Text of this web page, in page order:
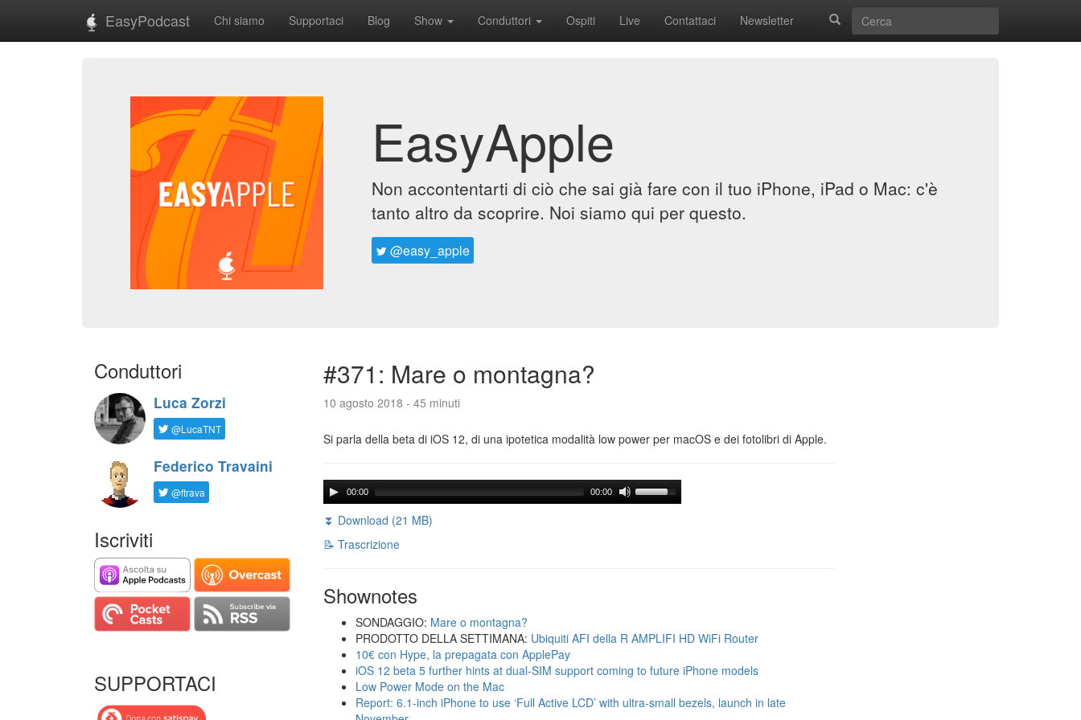
EasyPodcast Chi siamo Supportaci Blog Show Conduttori Ospiti Live Contattaci Newsletter
EasyApple
Non accontentarti di ciò che sai già fare con il tuo iPhone, iPad o Mac: c'è
tanto altro da scoprire. Noi siamo qui per questo.
@easy_apple
Conduttori
Luca Zorzi
@LucaTNT
Federico Travaini
@ftrava
Iscriviti
SUPPORTACI
#371: Mare o montagna?
10 agosto 2018 - 45 minuti
Si parla della beta di iOS 12, di una ipotetica modalità low power per macOS e dei fotolibri di Apple.
00:00 00:00
⏬ Download (21 MB)
📝 Trascrizione
Shownotes
SONDAGGIO: Mare o montagna?
PRODOTTO DELLA SETTIMANA: Ubiquiti AFI della R AMPLIFI HD WiFi Router
10€ con Hype, la prepagata con ApplePay
iOS 12 beta 5 further hints at dual-SIM support coming to future iPhone models
Low Power Mode on the Mac
Report: 6.1-inch iPhone to use ‘Full Active LCD’ with ultra-small bezels, launch in late